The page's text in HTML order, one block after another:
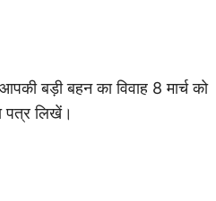
बड़ी बहन का विवाह 8 मार्च को
पत्र लिखें।